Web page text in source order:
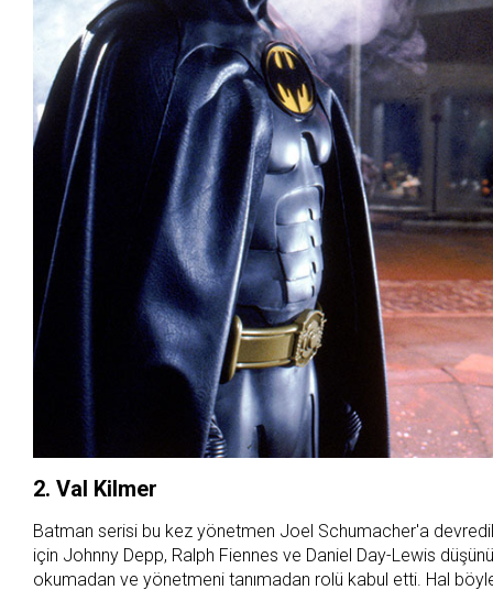
2. Val Kilmer
Batman serisi bu kez yönetmen Joel Schumacher'a
için Johnny Depp, Ralph Fiennes ve Daniel Day-Lewis
okumadan ve yönetmeni tanımadan rolü kabul etti. Hal